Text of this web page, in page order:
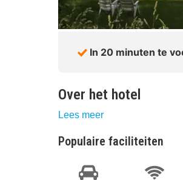
In 20 minuten te
Over het hotel
Lees meer
Populaire faciliteiten